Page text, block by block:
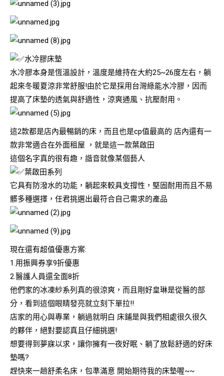
水冷膠床墊
水冷膠本身是恆溫設計，溫度是維持在大約25~26度左右，躺
起來冬暖夏涼非常舒服!由於它是採用台灣綠能水冷膠，因而
提高了床墊的透氣與舒適性，涼爽通風、抗壓耐用。
這2款都是店內最暢銷的床，而且也是cp值最高的 店內還有一
款非常適合在外面租屋 ，就是這一款葉啟田
這個名字真的很有趣，諧音就像某個藝人
葉啟田系列
它具有防潑水的功能，躺起來較具支撐性，堅固耐用而且不易
髒多種選擇，任君挑選出最符合自己需求的產品
現在還有超值優惠方案:
1.用振興券享9折優惠
2.醫護人員還全面8折
他們家的冰凍紗系列真的很涼爽，而且剛好皇琳是從醫的部
分，看到這個眼睛發亮就立刻下單拉!!
店家的用心與專業，躺過就明白 床鋪是與我們相處很久很久
的夥伴，絕對要認真且仔細挑選!
想要得到夢寐以求，讓你擁有一夜好眠、躺了放鬆舒適的好床
墊嗎?
趕快來一趟舒柔名床，包準滿意 開始期待我的床墊喔~~